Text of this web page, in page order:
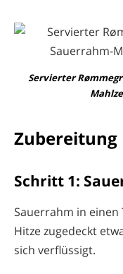
Servierter
Zubereitung
Schritt 1:
Sauerrahm in
Hitze zugedeckt
sich verflüssigt.